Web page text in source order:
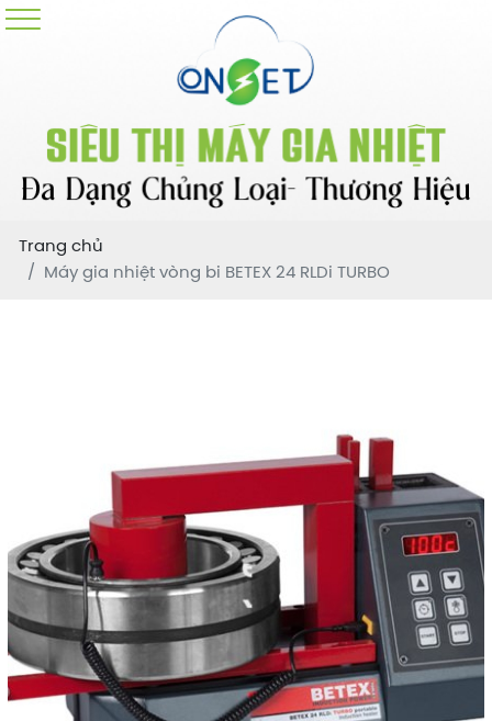
Trang chủ
Máy gia nhiệt vòng bi BETEX 24 RLDi TURBO